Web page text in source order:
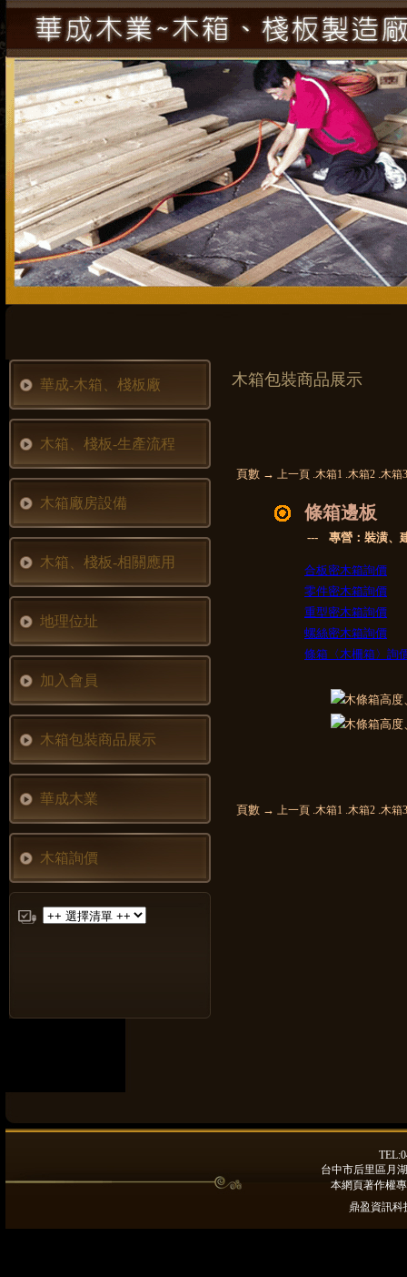
華成-木箱、棧板廠
木箱、棧板-生產流程
木箱廠房設備
木箱、棧板-相關應用
地理位址
加入會員
木箱包裝商品展示
華成木業
木箱詢價
木箱包裝商品展示
頁數 → 上一頁 .木箱1 .木箱2 .木箱3
條箱邊板
--- 專營：裝潢、
合板密木箱詢價
零件密木箱詢價
重型密木箱詢價
螺絲密木箱詢價
條箱〈木柵箱〉詢
頁數 → 上一頁 .木箱1 .木箱2 .木箱3
台中市后里區月
本網頁著作權
鼎盈資訊科